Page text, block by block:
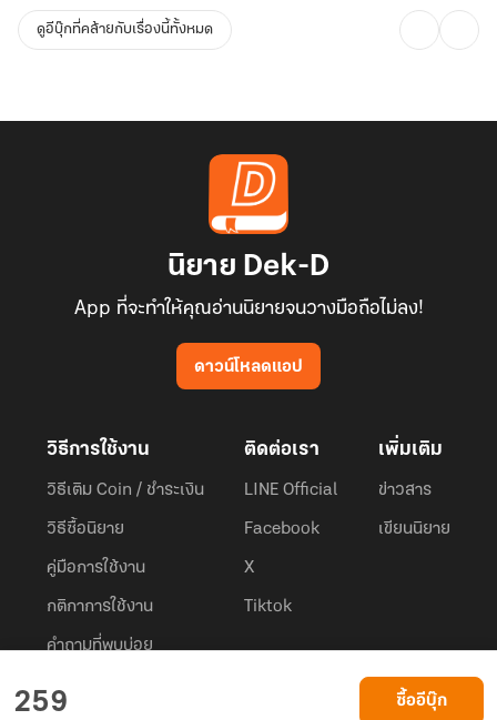
259 ซื้ออีบุ๊ก
ดูอีบุ๊กที่คล้ายกับเรื่องนี้ทั้งหมด
นิยาย Dek-D
App ที่จะทำให้คุณอ่านนิยายจนวางมือถือไม่ลง!
ดาวน์โหลดแอป
วิธีการใช้งาน
วิธีเติม Coin / ชำระเงิน
วิธีซื้อนิยาย
คู่มือการใช้งาน
กติกาการใช้งาน
คำถามที่พบบ่อย
ติดต่อเรา
LINE Official
Facebook
X
Tiktok
เพิ่มเติม
ข่าวสาร
เขียนนิยาย
© 2026 Privacy Policy
Dek-D.com ใช้คุกกี้เพื่อพัฒนาประสบการณ์ของ ผู้ใช้ให้ดียิ่งขึ้น
ยอมรับ